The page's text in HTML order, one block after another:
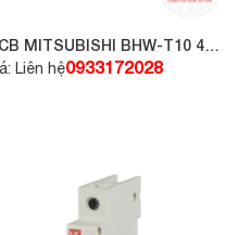
MITSUBISHI BHW-T10 4P
Liên hệ0933172028